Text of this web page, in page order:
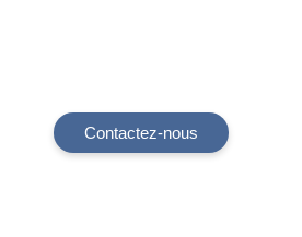
Contactez-nous